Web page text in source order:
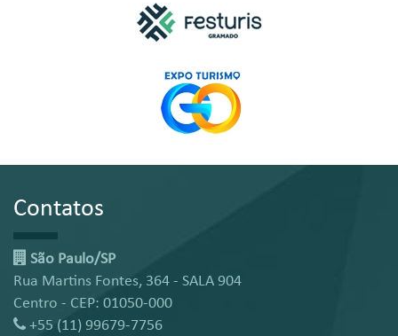
Contatos
São Paulo/SP
Rua Martins Fontes, 364 - SALA 904
Centro - CEP: 01050-000
+55 (11) 99679-7756